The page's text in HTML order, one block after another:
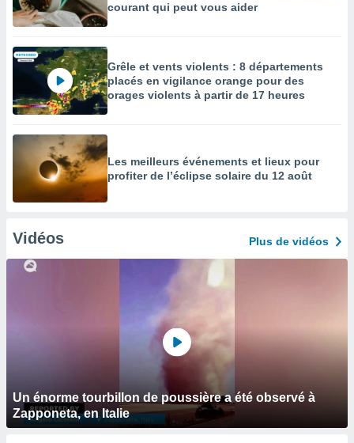
courant qui peut vous aider
Grêle et vents violents : 8 départements
placés en vigilance orange pour des
orages violents à partir de 17 heures
Les meilleurs événements et lieux pour
profiter de l’éclipse solaire du 12 août
Vidéos Plus de vidéos
Un énorme tourbillon de poussière a été observé à
Zapponeta, en Italie